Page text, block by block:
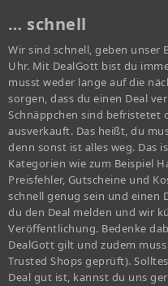
… schnell
Wir sind schnell, geben unser
Uhr. Mit DealGott bist du
musst weder lange auf die
sorgen, dass du einen Deal
Schnäppchen sind befristetet
ausverkauft. Das heißt, du
denn sonst ist alles weg. Das
Kategorien wie zum Beispiel
Preisfehler, Gutscheine und
schnell genug sein und einen
du den Deal melden und wir
Veröffentlichung. Bedenke
DealGott gilt und zudem
Trusted Shops geprüft).
Deal gut ist, kannst du uns